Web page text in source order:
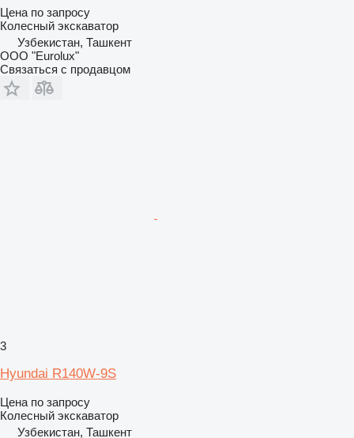
Цена по запросу
Колесный экскаватор
Узбекистан, Ташкент
ООО "Eurolux"
Связаться с продавцом
3
Hyundai R140W-9S
Цена по запросу
Колесный экскаватор
Узбекистан, Ташкент